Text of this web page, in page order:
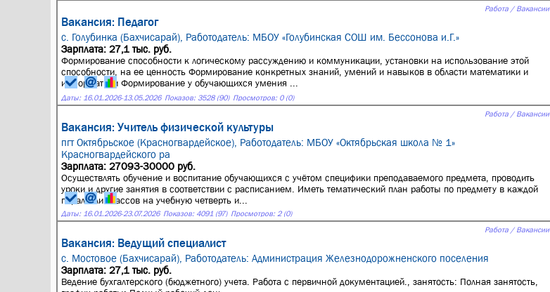
Работа / Вакансии
Вакансия: Педагог
с. Голубинка (Бахчисарай), Работодатель: МБОУ «Голубинская СОШ им. Бессонова и.Г.»
Зарплата: 27,1 тыс. руб.
Формирование способности к логическому рассуждению и коммуникации, установки на использование этой
способности, на ее ценность Формирование конкретных знаний, умений и навыков в области математики и
информатики Формирование у обучающихся умения ...
Даты: 16.01.2026-13.05.2026 Показов: 3528 (90) Просмотров: 0 (0)
Работа / Вакансии
Вакансия: Учитель физической культуры
пгт Октябрьское (Красногвардейское), Работодатель: МБОУ «Октябрьская школа № 1»
Красногвардейского ра
Зарплата: 27093-30000 руб.
Осуществлять обучение и воспитание обучающихся с учётом специфики преподаваемого предмета, проводить
уроки и другие занятия в соответствии с расписанием. Иметь тематический план работы по предмету в каждой
параллели классов на учебную четверть и...
Даты: 16.01.2026-23.07.2026 Показов: 4091 (97) Просмотров: 2 (0)
Работа / Вакансии
Вакансия: Ведущий специалист
с. Мостовое (Бахчисарай), Работодатель: Администрация Железнодорожненского поселения
Зарплата: 27,1 тыс. руб.
Ведение бухгалтерского (бюджетного) учета. Работа с первичной документацией., занятость: Полная занятость,